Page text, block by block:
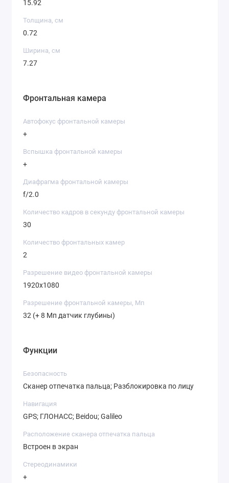
15.92
Толщина, см
0.72
Ширина, см
7.27
Фронтальная камера
Автофокус фронтальной камеры
+
Вспышка фронтальной камеры
+
Диафрагма фронтальной камеры
f/2.0
Количество кадров в секунду фронтальной камеры
30
Количество фронтальных камер
2
Разрешение видео фронтальной камеры
1920х1080
Разрешение фронтальной камеры, Мп
32 (+ 8 Мп датчик глубины)
Функции
Безопасность
Сканер отпечатка пальца; Разблокировка по лицу
Навигация
GPS; ГЛОНАСС; Beidou; Galileo
Расположение сканера отпечатка пальца
Встроен в экран
Стереодинамики
+